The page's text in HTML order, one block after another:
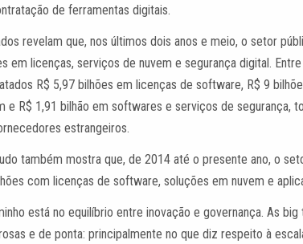
de ferramentas digitais.
revelam que, nos últimos dois anos e meio, o setor
em licenças, serviços de nuvem e segurança digital.
R$ 5,97 bilhões em licenças de software, R$ 9
e R$ 1,91 bilhão em softwares e serviços de segurança,
estrangeiros.
também mostra que, de 2014 até o presente ano, o
com licenças de software, soluções em nuvem e
está no equilíbrio entre inovação e governança. As
e de ponta: principalmente no que diz respeito à